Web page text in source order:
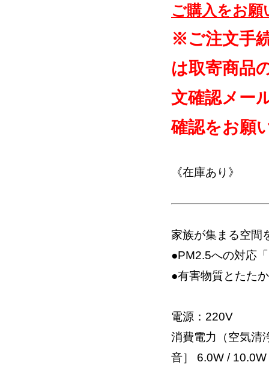
ご購入をお願
※ご注文手
は取寄商品
文確認メー
確認をお願
《在庫あり》
家族が集まる空間
●PM2.5への対応
●有害物質とたた
電源：220V
消費電力（空気清
音］ 6.0W / 10.0W